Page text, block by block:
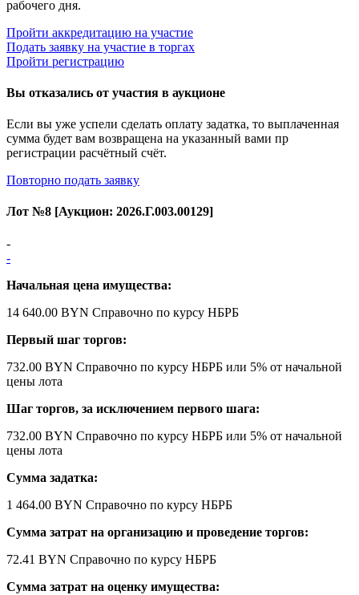
рабочего дня.
Пройти аккредитацию на участие
Подать заявку на участие в торгах
Пройти регистрацию
Вы отказались от участия в аукционе
Если вы уже успели сделать оплату задатка, то выплаченная
сумма будет вам возвращена на указанный вами пр
регистрации расчётный счёт.
Повторно подать заявку
Лот №8 [Аукцион: 2026.Г.003.00129]
-
-
Начальная цена имущества:
14 640.00 BYN Справочно по курсу НБРБ
Первый шаг торгов:
732.00 BYN Справочно по курсу НБРБ или 5% от начальной
цены лота
Шаг торгов, за исключением первого шага:
732.00 BYN Справочно по курсу НБРБ или 5% от начальной
цены лота
Сумма задатка:
1 464.00 BYN Справочно по курсу НБРБ
Сумма затрат на организацию и проведение торгов:
72.41 BYN Справочно по курсу НБРБ
Сумма затрат на оценку имущества: